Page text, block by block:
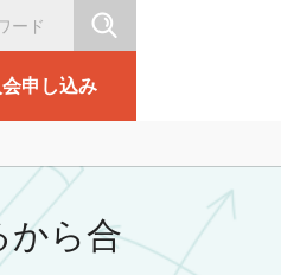
会申し込み
から合